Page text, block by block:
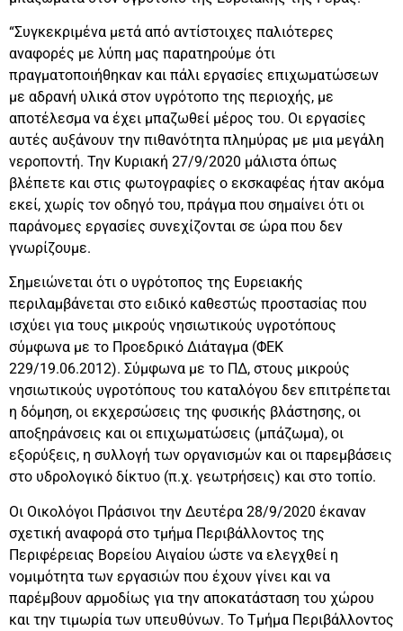
“Συγκεκριμένα μετά από αντίστοιχες παλιότερες
αναφορές με λύπη μας παρατηρούμε ότι
πραγματοποιήθηκαν και πάλι εργασίες επιχωματώσεων
με αδρανή υλικά στον υγρότοπο της περιοχής, με
αποτέλεσμα να έχει μπαζωθεί μέρος του. Οι εργασίες
αυτές αυξάνουν την πιθανότητα πλημύρας με μια μεγάλη
νεροποντή. Την Κυριακή 27/9/2020 μάλιστα όπως
βλέπετε και στις φωτογραφίες ο εκσκαφέας ήταν ακόμα
εκεί, χωρίς τον οδηγό του, πράγμα που σημαίνει ότι οι
παράνομες εργασίες συνεχίζονται σε ώρα που δεν
γνωρίζουμε.
Σημειώνεται ότι ο υγρότοπος της Ευρειακής
περιλαμβάνεται στο ειδικό καθεστώς προστασίας που
ισχύει για τους μικρούς νησιωτικούς υγροτόπους
σύμφωνα με το Προεδρικό Διάταγμα (ΦΕΚ
229/19.06.2012). Σύμφωνα με το ΠΔ, στους μικρούς
νησιωτικούς υγροτόπους του καταλόγου δεν επιτρέπεται
η δόμηση, οι εκχερσώσεις της φυσικής βλάστησης, οι
αποξηράνσεις και οι επιχωματώσεις (μπάζωμα), οι
εξορύξεις, η συλλογή των οργανισμών και οι παρεμβάσεις
στο υδρολογικό δίκτυο (π.χ. γεωτρήσεις) και στο τοπίο.
Οι Οικολόγοι Πράσινοι την Δευτέρα 28/9/2020 έκαναν
σχετική αναφορά στο τμήμα Περιβάλλοντος της
Περιφέρειας Βορείου Αιγαίου ώστε να ελεγχθεί η
νομιμότητα των εργασιών που έχουν γίνει και να
παρέμβουν αρμοδίως για την αποκατάσταση του χώρου
και την τιμωρία των υπευθύνων. Το Τμήμα Περιβάλλοντος